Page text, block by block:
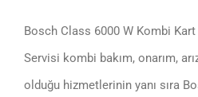
Bosch Class 6000 W Kombi
Servisi kombi bakım, onarım,
olduğu hizmetlerinin yanı sıra